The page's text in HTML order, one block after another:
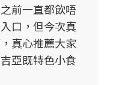
前一直都飲唔
口，但今次真
真心推薦大家
亞既特色小食